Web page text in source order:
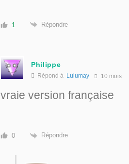
1 Répondre
Philippe
Répond à Lulumay 10 mois
vraie version française
0 Répondre